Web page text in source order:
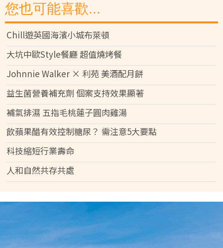
您也可能喜歡...
Chill遊英國海濱小城布萊頓
大坑中歐Style餐廳 超值燒烤餐
Johnnie Walker × 利苑 美酒配月餅
益生菌營養補充劑 個案支持效果顯著
補氣排濕 五指毛桃蓮子圓肉雞湯
飲蘋果醋有效控制糖尿？ 需注意5大要點
科技縮短行業壽命
人和自然共存共處